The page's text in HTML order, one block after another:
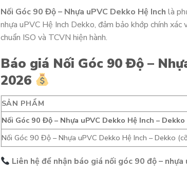
Nối Góc 90 Độ – Nhựa uPVC Dekko Hệ Inch là
nhựa uPVC Hệ Inch Dekko, đảm bảo khớp chính
chuẩn ISO và TCVN hiện hành.
Báo giá Nối Góc 90 Độ –
2026
SẢN PHẨM
Nối Góc 90 Độ – Nhựa uPVC Dekko Hệ Inch – Dekko
Nối Góc 90 Độ – Nhựa uPVC Dekko Hệ Inch – Dekko
Liên hệ để nhận báo giá nối góc 90 độ –